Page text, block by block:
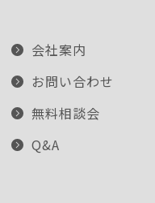
会社案内
お問い合わせ
無料相談会
Q&A